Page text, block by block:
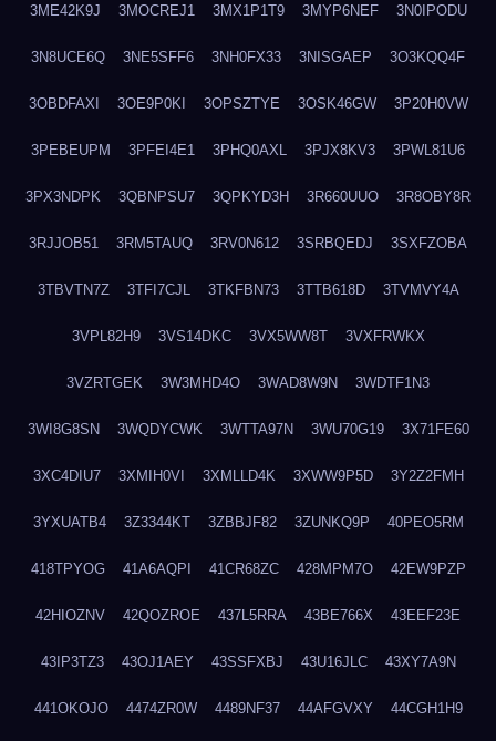
3ME42K9J 3MOCREJ1 3MX1P1T9 3MYP6NEF 3N0IPODU
3N8UCE6Q 3NE5SFF6 3NH0FX33 3NISGAEP 3O3KQQ4F
3OBDFAXI 3OE9P0KI 3OPSZTYE 3OSK46GW 3P20H0VW
3PEBEUPM 3PFEI4E1 3PHQ0AXL 3PJX8KV3 3PWL81U6
3PX3NDPK 3QBNPSU7 3QPKYD3H 3R660UUO 3R8OBY8R
3RJJOB51 3RM5TAUQ 3RV0N612 3SRBQEDJ 3SXFZOBA
3TBVTN7Z 3TFI7CJL 3TKFBN73 3TTB618D 3TVMVY4A
3VPL82H9 3VS14DKC 3VX5WW8T 3VXFRWKX
3VZRTGEK 3W3MHD4O 3WAD8W9N 3WDTF1N3
3WI8G8SN 3WQDYCWK 3WTTA97N 3WU70G19 3X71FE60
3XC4DIU7 3XMIH0VI 3XMLLD4K 3XWW9P5D 3Y2Z2FMH
3YXUATB4 3Z3344KT 3ZBBJF82 3ZUNKQ9P 40PEO5RM
418TPYOG 41A6AQPI 41CR68ZC 428MPM7O 42EW9PZP
42HIOZNV 42QOZROE 437L5RRA 43BE766X 43EEF23E
43IP3TZ3 43OJ1AEY 43SSFXBJ 43U16JLC 43XY7A9N
441OKOJO 4474ZR0W 4489NF37 44AFGVXY 44CGH1H9